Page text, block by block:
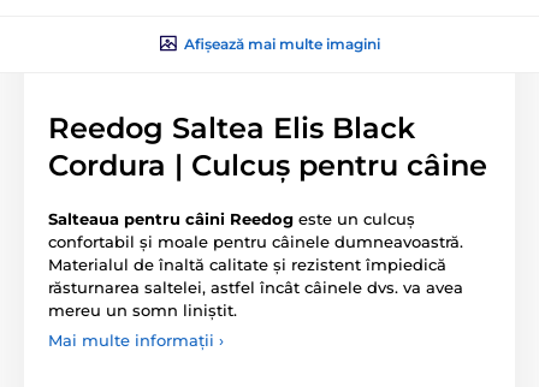
Afișează mai multe imagini
Reedog Saltea Elis Black
Cordura | Culcuș pentru câine
Salteaua pentru câini Reedog este un culcuș
confortabil și moale pentru câinele dumneavoastră.
Materialul de înaltă calitate și rezistent împiedică
răsturnarea saltelei, astfel încât câinele dvs. va avea
mereu un somn liniștit.
Mai multe informații ›